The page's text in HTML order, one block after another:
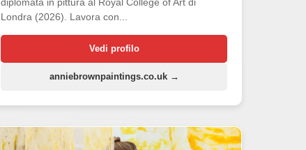
Londra (2026). Lavora con...
Vedi profilo
anniebrownpaintings.co.uk →